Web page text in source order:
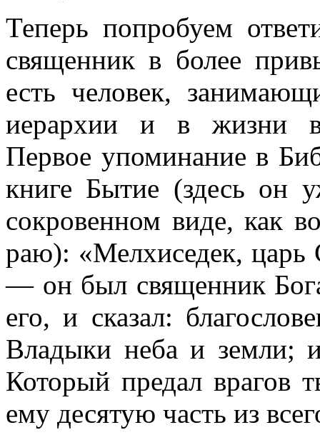
Теперь попробуем
священник в более
есть человек,
иерархии и в жизни
Первое упоминание в
книге Бытие (здесь он
сокровенном виде, как
раю): «Мелхиседек, царь
— он был священник
его, и сказал:
Владыки неба и земли;
Который предал врагов
ему десятую часть из